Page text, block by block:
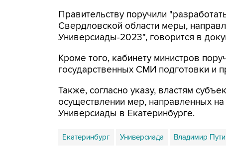
Правительству поручили
Свердловской области меры,
Универсиады-2023", говорится в
Кроме того, кабинету министров
государственных СМИ подготовки и
Также, согласно указу, властям
осуществлении мер, направленных
Универсиады в Екатеринбурге.
Екатеринбург Универсиада Владимир